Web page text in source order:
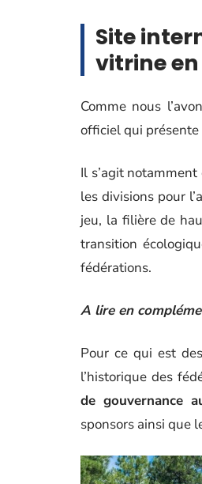
Site
vitrine
Comme nous
officiel qui présente
Il s’agit
les divisions pour
jeu, la filière de
transition
fédérations.
A lire en
Pour ce qui est
l’historique des
de gouvernance
sponsors ainsi que